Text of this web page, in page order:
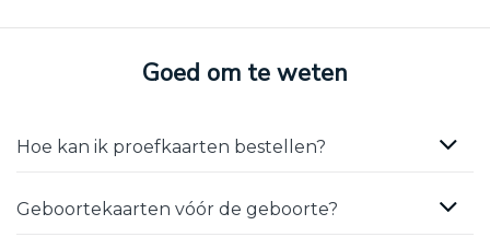
Goed om te weten
Hoe kan ik proefkaarten bestellen?
Geboortekaarten vóór de geboorte?